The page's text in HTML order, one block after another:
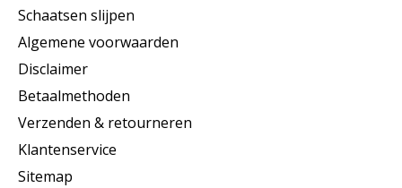
Schaatsen slijpen
Algemene voorwaarden
Disclaimer
Betaalmethoden
Verzenden & retourneren
Klantenservice
Sitemap